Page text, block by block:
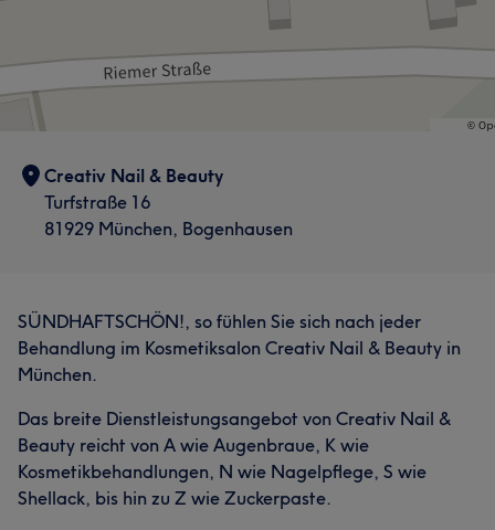
Creativ Nail & Beauty
Turfstraße 16
81929 München, Bogenhausen
SÜNDHAFTSCHÖN!, so fühlen Sie sich nach jeder
Behandlung im Kosmetiksalon Creativ Nail & Beauty in
München.
Das breite Dienstleistungsangebot von Creativ Nail &
Beauty reicht von A wie Augenbraue, K wie
Kosmetikbehandlungen, N wie Nagelpflege, S wie
Shellack, bis hin zu Z wie Zuckerpaste.